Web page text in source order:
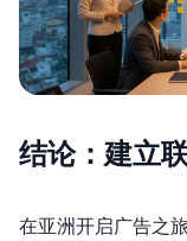
结论：建立
在亚洲开启广告之